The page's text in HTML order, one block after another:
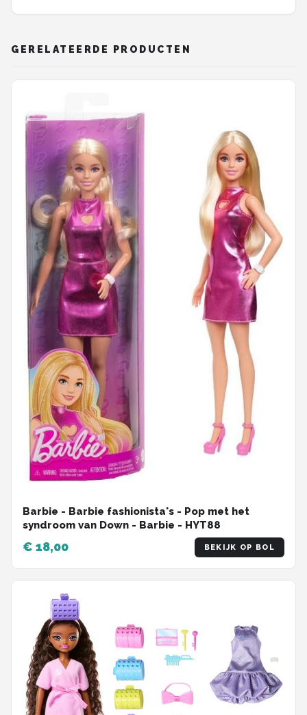
GERELATEERDE PRODUCTEN
Barbie - Barbie fashionista's - Pop met het
syndroom van Down - Barbie - HYT88
€ 18,00 BEKIJK OP BOL